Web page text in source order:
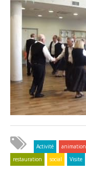
Activité animation
restauration
social Visite